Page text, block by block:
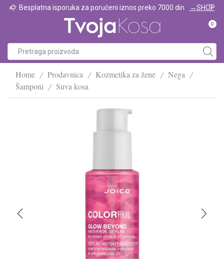
Besplatna isporuka za poručeni iznos preko 7000 din →SHOP
0
Home / Prodavnica / Kozmetika za žene / Nega /
Šamponi / Suva kosa